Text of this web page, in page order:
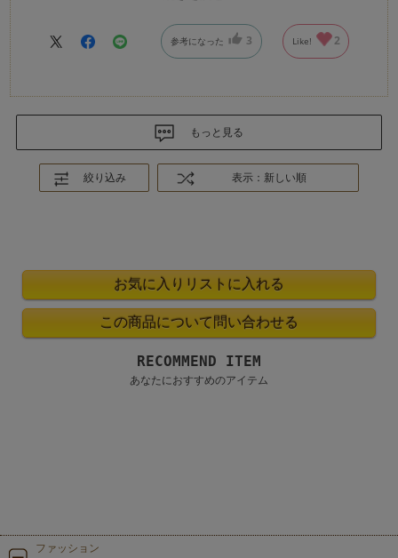
参考になった 3 Like! 2
もっと見る
絞り込み 表示：新しい順
RECOMMEND ITEM
あなたにおすすめのアイテム
ファッション